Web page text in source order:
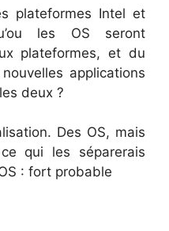
plateformes Intel et
les OS seront
plateformes, et du
applications
deux ?
Des OS, mais
qui les séparerais
: fort probable